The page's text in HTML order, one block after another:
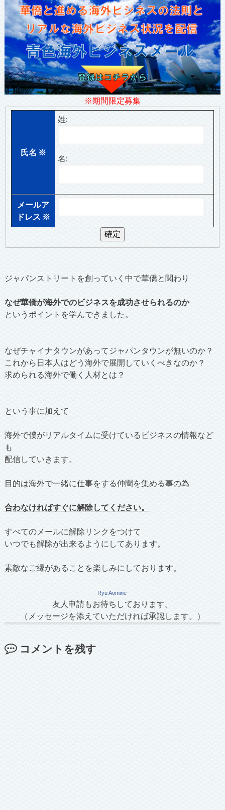
※期間限定募集
氏名 ※
姓:
名:
メールア
ドレス ※
ジャパンストリートを創っていく中で華僑と関わり
なぜ華僑が海外でのビジネスを成功させられるのか
というポイントを学んできました。
なぜチャイナタウンがあってジャパンタウンが無いのか？
これから日本人はどう海外で展開していくべきなのか？
求められる海外で働く人材とは？
という事に加えて
海外で僕がリアルタイムに受けているビジネスの情報など
も
配信していきます。
目的は海外で一緒に仕事をする仲間を集める事の為
合わなければすぐに解除してください。
すべてのメールに解除リンクをつけて
いつでも解除が出来るようにしてあります。
素敵なご縁があることを楽しみにしております。
Ryu Aomine
友人申請もお待ちしております。
（メッセージを添えていただければ承認します。）
コメントを残す